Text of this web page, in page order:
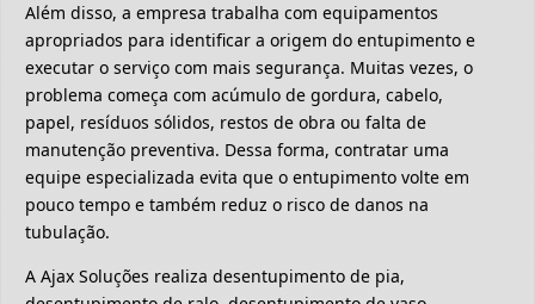
Além disso, a empresa trabalha com equipamentos
apropriados para identificar a origem do entupimento e
executar o serviço com mais segurança. Muitas vezes, o
problema começa com acúmulo de gordura, cabelo,
papel, resíduos sólidos, restos de obra ou falta de
manutenção preventiva. Dessa forma, contratar uma
equipe especializada evita que o entupimento volte em
pouco tempo e também reduz o risco de danos na
tubulação.
A Ajax Soluções realiza desentupimento de pia,